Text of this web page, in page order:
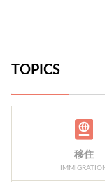
TOPICS
移住